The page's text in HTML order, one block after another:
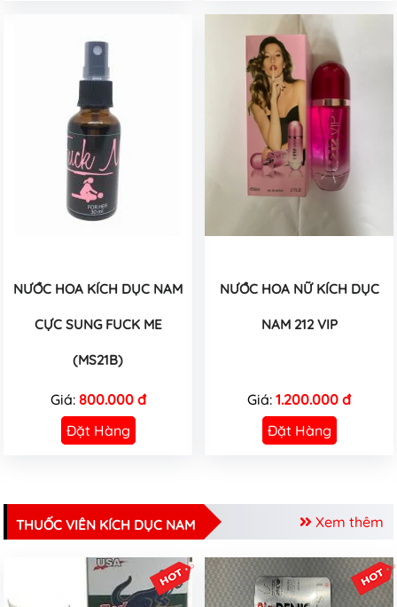
NƯỚC HOA KÍCH DỤC NAM
CỰC SUNG FUCK ME
(MS21B)
Giá: 800.000 đ
Đặt Hàng
NƯỚC HOA NỮ KÍCH DỤC
NAM 212 VIP
Giá: 1.200.000 đ
Đặt Hàng
Xem thêm
THUỐC VIÊN KÍCH DỤC NAM